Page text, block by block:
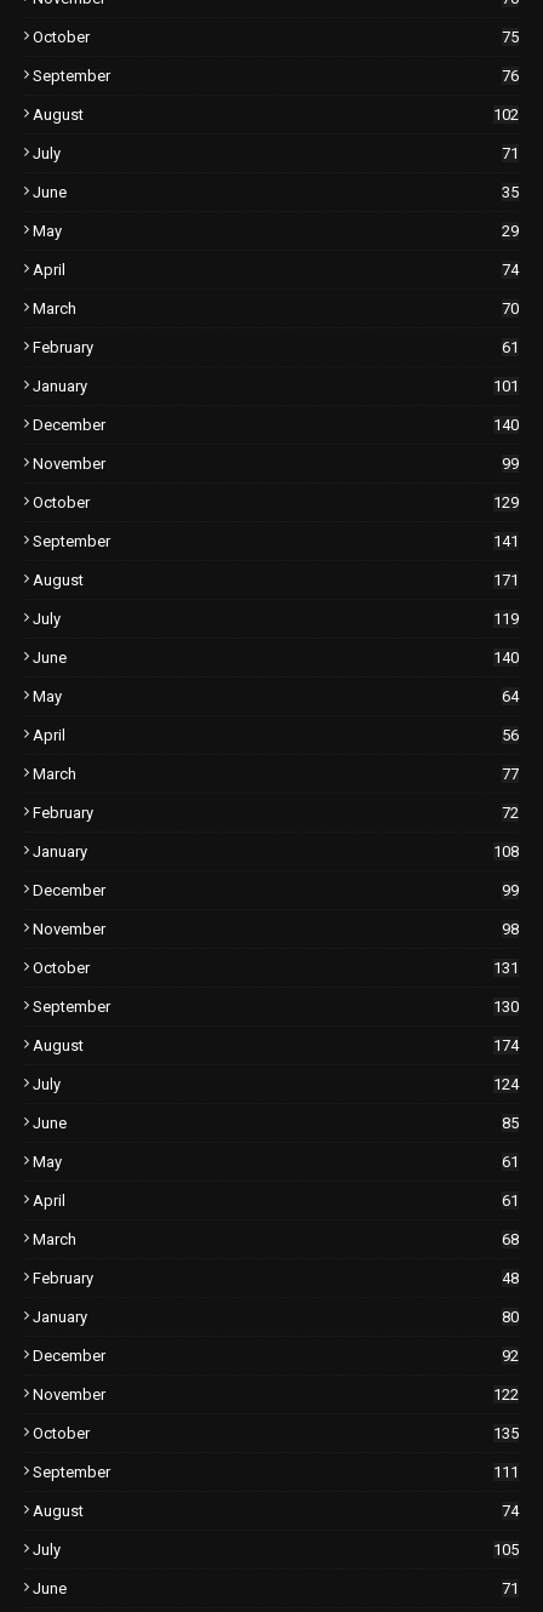
October 75
September 76
August 102
July 71
June 35
May 29
April 74
March 70
February 61
January 101
December 140
November 99
October 129
September 141
August 171
July 119
June 140
May 64
April 56
March 77
February 72
January 108
December 99
November 98
October 131
September 130
August 174
July 124
June 85
May 61
April 61
March 68
February 48
January 80
December 92
November 122
October 135
September 111
August 74
July 105
June 71